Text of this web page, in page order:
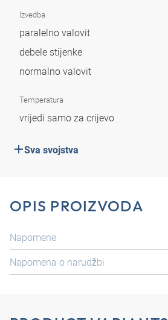
Izvedba
paralelno valovit
debele stijenke
normalno valovit
Temperatura
vrijedi samo za crijevo
Sva svojstva
OPIS PROIZVODA
Napomene
Napomena o narudžbi